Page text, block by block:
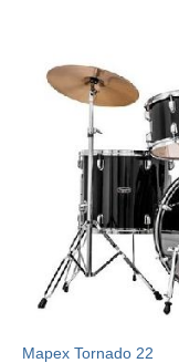
Mapex Tornado 22